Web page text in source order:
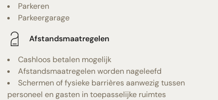
Parkeren
Parkeergarage
Afstandsmaatregelen
Cashloos betalen mogelijk
Afstandsmaatregelen worden nageleefd
Schermen of fysieke barrières aanwezig tussen
personeel en gasten in toepasselijke ruimtes